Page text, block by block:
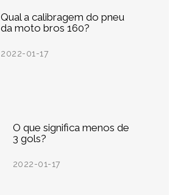
Qual a calibragem do pneu
da moto bros 160?
2022-01-17
O que significa menos de
3 gols?
2022-01-17